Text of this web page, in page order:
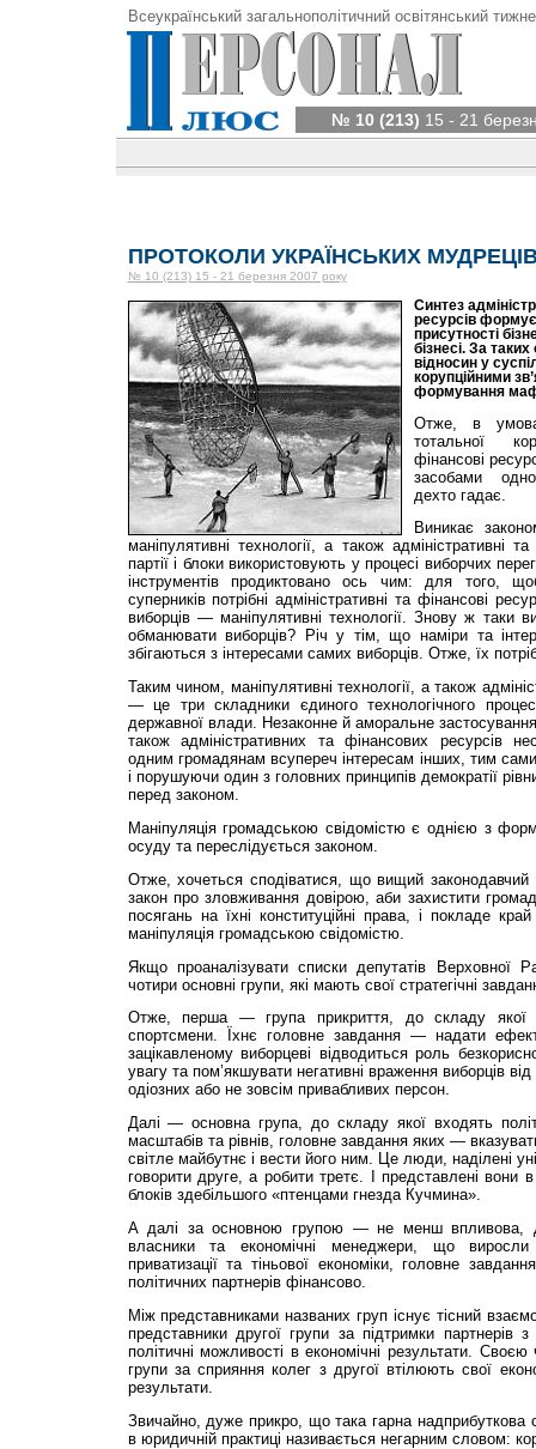
Всеукраїнський загальнополітичний освітянський
№ 10 (213) 15 - 21
ПРОТОКОЛИ УКРАЇНСЬКИХ
№ 10 (213) 15 - 21 березня 2007 року
Синтез
ресурсів
присутності
бізнесі. За
відносин у
корупційними
формування
Отже, в
тотальної
фінансові
засобами
дехто гадає.
Виникає
маніпулятивні технології, а також адміністративні
партії і блоки використовують у процесі виборчих
інструментів продиктовано ось чим: для того,
суперників потрібні адміністративні та фінансові
виборців — маніпулятивні технології. Знову ж таки
обманювати виборців? Річ у тім, що наміри та
збігаються з інтересами самих виборців. Отже, їх
Таким чином, маніпулятивні технології, а також
— це три складники єдиного технологічного
державної влади. Незаконне й аморальне
також адміністративних та фінансових ресурсів
одним громадянам всупереч інтересам інших, тим
і порушуючи один з головних принципів демократії
перед законом.
Маніпуляція громадською свідомістю є однією з
осуду та переслідується законом.
Отже, хочеться сподіватися, що вищий законодавчий
закон про зловживання довірою, аби захистити
посягань на їхні конституційні права, і покладе
маніпуляція громадською свідомістю.
Якщо проаналізувати списки депутатів Верховної
чотири основні групи, які мають свої стратегічні
Отже, перша — група прикриття, до складу якої
спортсмени. Їхнє головне завдання — надати
зацікавленому виборцеві відводиться роль
увагу та пом’якшувати негативні враження виборців
одіозних або не зовсім привабливих персон.
Далі — основна група, до складу якої входять
масштабів та рівнів, головне завдання яких —
світле майбутнє і вести його ним. Це люди, наділені
говорити друге, а робити третє. І представлені вони
блоків здебiльшого «птенцами гнезда Кучмина».
А далі за основною групою — не менш впливова,
власники та економічні менеджери, що виросли
приватизації та тіньової економіки, головне
політичних партнерів фінансово.
Між представниками названих груп існує тісний
представники другої групи за підтримки партнерів
політичні можливості в економічні результати.
групи за сприяння колег з другої втілюють свої
результати.
Звичайно, дуже прикро, що така гарна надприбуткова
в юридичній практиці називається не­гар­ним словом: